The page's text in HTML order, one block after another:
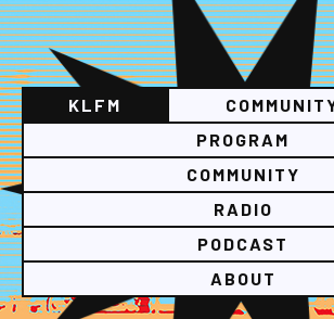
KLFM
PROGRAM
COMMUNITY
RADIO
PODCAST
ABOUT